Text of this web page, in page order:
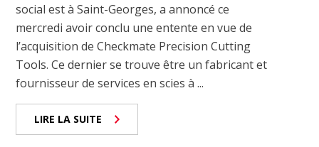
social est à Saint-Georges, a annoncé ce
mercredi avoir conclu une entente en vue de
l’acquisition de Checkmate Precision Cutting
Tools. Ce dernier se trouve être un fabricant et
fournisseur de services en scies à ...
LIRE LA SUITE